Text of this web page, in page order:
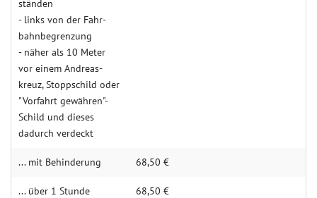
ständen
- links von der Fahr­
bahn­begren­zung
- näher als 10 Meter
vor einem Andreas­
kreuz, Stopp­schild oder
"Vorfahrt gewähren"-
Schild und dieses
dadurch verdeckt
... mit Behin­derung 68,50 €
... über 1 Stunde 68,50 €